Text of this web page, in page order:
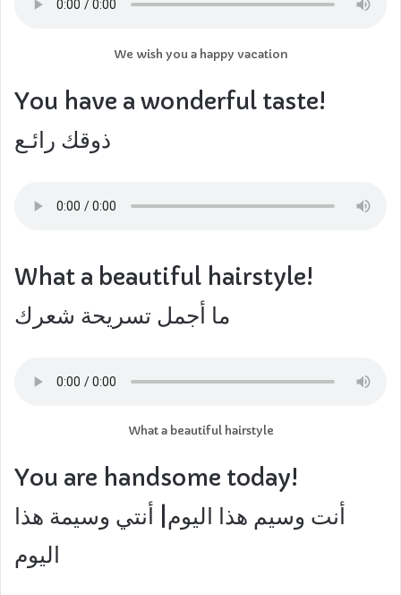
We wish you a happy vacation
You have a wonderful taste!
ذوقك رائـع
What a beautiful hairstyle!
ما أجمل تسريحة شعرك
What a beautiful hairstyle
You are handsome today!
أنت وسيم هذا اليوم| أنتي وسيمة هذا
اليوم